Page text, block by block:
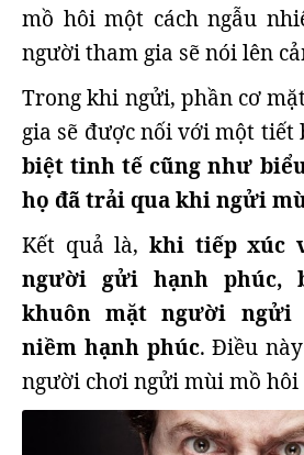
mồ hôi một cách ngẫu
người tham gia sẽ nói lên
Trong khi ngửi, phần cơ
gia sẽ được nối với một
biệt tinh tế cũng như
họ đã trải qua khi ngửi
Kết quả là, khi tiếp xúc
người gửi hạnh phúc,
khuôn mặt người ngửi
niềm hạnh phúc. Điều
người chơi ngửi mùi mồ hôi